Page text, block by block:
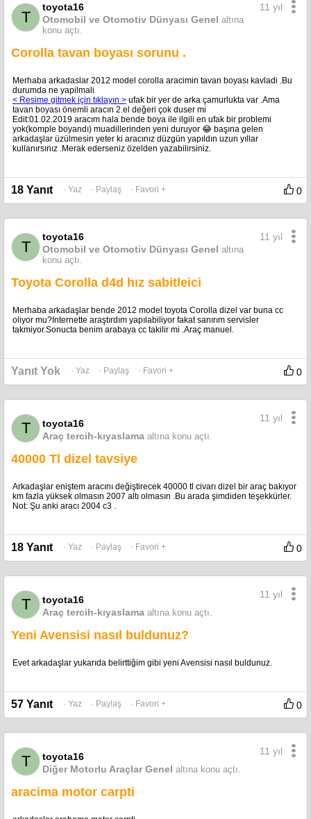
T
toyota16
Otomobil ve Otomotiv Dünyası Genel altına
konu açtı.
11 yıl
Corolla tavan boyası sorunu .
Merhaba arkadaslar 2012 model corolla aracimin tavan boyası kavladi .Bu
durumda ne yapilmali
< Resime gitmek için tıklayın > ufak bir yer de arka çamurlukta var .Ama
tavan boyası önemli aracın 2.el değeri çok duser mi
Edit:01.02.2019 aracım hala bende boya ile ilgili en ufak bir problemi
yok(komple boyandı) muadillerinden yeni duruyor 😂 başına gelen
arkadaşlar üzülmesin yeter ki aracınız düzgün yapıldın uzun yıllar
kullanırsınız .Merak ederseniz özelden yazabilirsiniz.
18 Yanıt · Yaz · Paylaş · Favori + 0
T
toyota16
Otomobil ve Otomotiv Dünyası Genel altına
konu açtı.
11 yıl
Toyota Corolla d4d hız sabitleici
Merhaba arkadaşlar bende 2012 model toyota Corolla dizel var buna cc
oliyor mu?Internette araştırdım yapılabiliyor fakat sanırım servisler
takmiyor.Sonucta benim arabaya cc takilir mi .Araç manuel.
Yanıt Yok · Yaz · Paylaş · Favori + 0
T
toyota16
Araç tercih-kıyaslama altına konu açtı.
11 yıl
40000 Tl dizel tavsiye
Arkadaşlar eniştem aracını değiştirecek 40000 tl civarı dizel bir araç bakıyor
km fazla yüksek olmasın 2007 altı olmasın .Bu arada şimdiden teşekkürler.
Not: Şu anki aracı 2004 c3 .
18 Yanıt · Yaz · Paylaş · Favori + 0
T
toyota16
Araç tercih-kıyaslama altına konu açtı.
11 yıl
Yeni Avensisi nasıl buldunuz?
Evet arkadaşlar yukarıda belirttiğim gibi yeni Avensisi nasıl buldunuz.
57 Yanıt · Yaz · Paylaş · Favori + 0
T
toyota16
Diğer Motorlu Araçlar Genel altına konu açtı.
11 yıl
aracima motor carpti